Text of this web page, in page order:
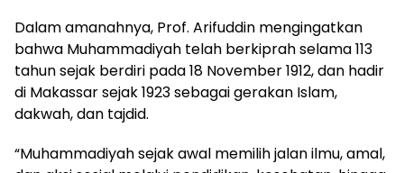
Dalam amanahnya, Prof. Arifuddin mengingatkan
bahwa Muhammadiyah telah berkiprah selama 113
tahun sejak berdiri pada 18 November 1912, dan hadir
di Makassar sejak 1923 sebagai gerakan Islam,
dakwah, dan tajdid.
“Muhammadiyah sejak awal memilih jalan ilmu, amal,